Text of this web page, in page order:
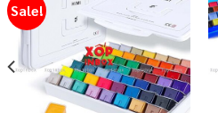
Sale!
Add to
wishlist